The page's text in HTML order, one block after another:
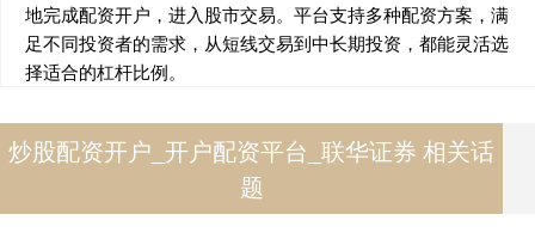
地完成配资开户，进入股市交易。平台支持多种配资方案，满
足不同投资者的需求，从短线交易到中长期投资，都能灵活选
择适合的杠杆比例。
炒股配资开户_开户配资平台_联华证券 相关话
题